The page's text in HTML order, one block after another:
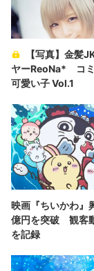
【写真】金髪
ヤーReoNa* コ
可愛い子 Vol.1
映画『ちいかわ』
億円を突破 観客
を記録